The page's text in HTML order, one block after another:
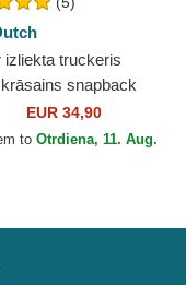
izliekta truckeris
snapback
no Von Dutch
EUR 34,90
to Otrdiena, 11. Aug.